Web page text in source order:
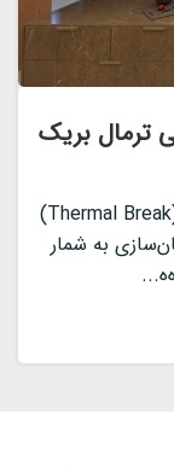
ترمال بریک
درب و پنجره‌های آلومینیومی ترمال بریک (Thermal Break)
به شمار